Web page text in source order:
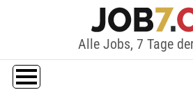
Alle Jobs, 7 Tage